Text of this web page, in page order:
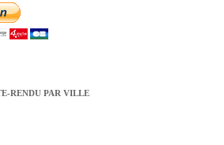
RENDU PAR VILLE